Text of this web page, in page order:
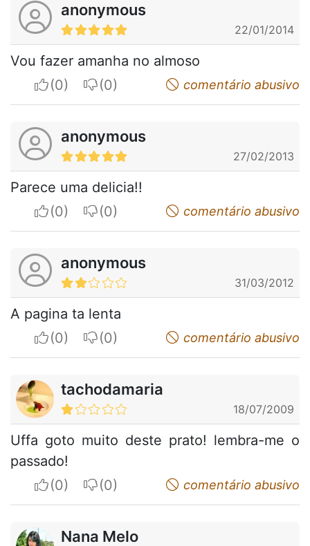
anonymous
22/01/2014
Vou fazer amanha no almoso
I apreciateI do not appreciatecomentário abusivo
anonymous
27/02/2013
Parece uma delicia!!
I apreciateI do not appreciatecomentário abusivo
anonymous
31/03/2012
A pagina ta lenta
I apreciateI do not appreciatecomentário abusivo
tachodamaria
18/07/2009
Uffa goto muito deste prato! lembra-me o
passado!
I apreciateI do not appreciatecomentário abusivo
Nana Melo